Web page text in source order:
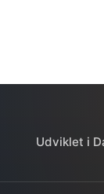
Udviklet i